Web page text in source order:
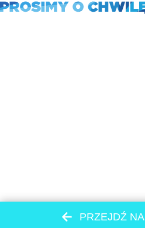
PRZEJDŹ NA